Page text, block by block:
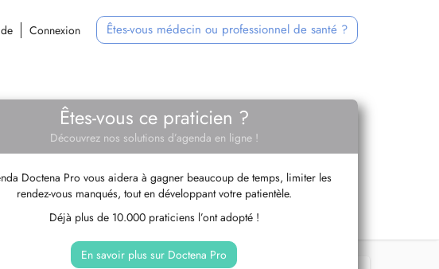
Connexion Êtes-vous médecin ou professionnel de santé ?
Êtes-vous ce praticien ?
Découvrez nos solutions d’agenda en ligne !
Doctena Pro vous aidera à gagner beaucoup de temps, limiter les
rendez-vous manqués, tout en développant votre patientèle.
Déjà plus de 10.000 praticiens l’ont adopté !
En savoir plus sur Doctena Pro